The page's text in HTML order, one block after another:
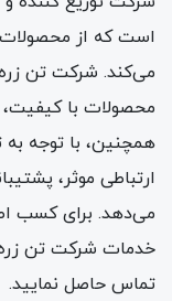
می‌کند. شرکت تن
محصولات با
همچنین، با توجه به
ارتباطی موثر،
می‌دهد. برای کسب
تماس حاصل نمایید.